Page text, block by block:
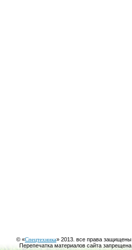
© «Спецтехника» 2013. все права защищены
Перепечатка материалов сайта запрещена